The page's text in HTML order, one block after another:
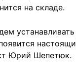
на складе.
Юрий Шепетюк.